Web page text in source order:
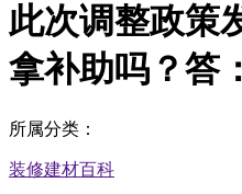
此次调整政策
拿补助吗？答
所属分类：
装修建材百科